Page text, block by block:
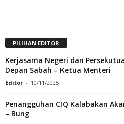
PILIHAN EDITOR
Kerjasama Negeri dan
Depan Sabah – Ketua Menteri
Editor - 10/11/2025
Penangguhan CIQ Kalabakan
– Bung